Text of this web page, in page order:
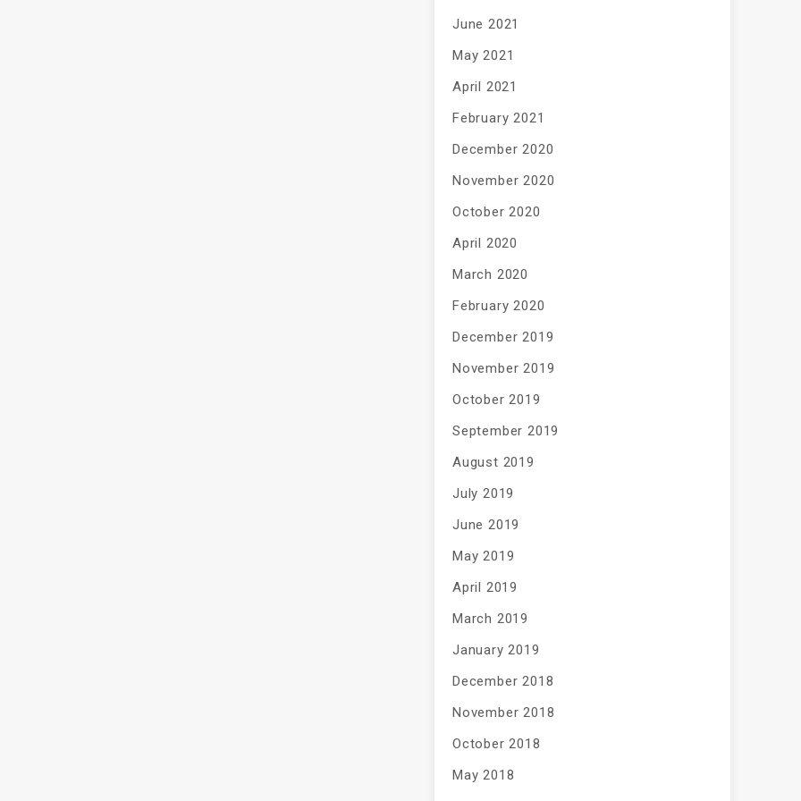
June 2021
May 2021
April 2021
February 2021
December 2020
November 2020
October 2020
April 2020
March 2020
February 2020
December 2019
November 2019
October 2019
September 2019
August 2019
July 2019
June 2019
May 2019
April 2019
March 2019
January 2019
December 2018
November 2018
October 2018
May 2018